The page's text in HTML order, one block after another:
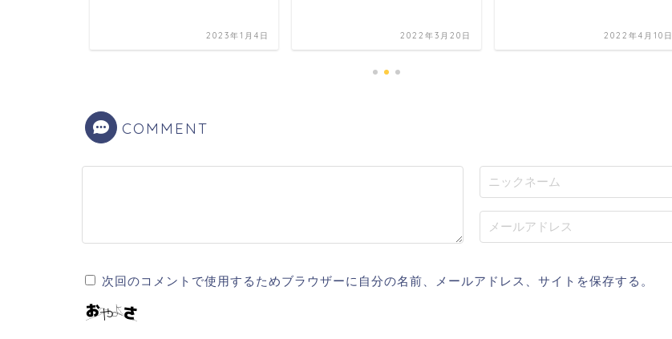
2023年1月4日 2022年3月20日 2022年4月10日
COMMENT
次回のコメントで使用するためブラウザーに自分の名前、メールアドレス、サイトを保存する。